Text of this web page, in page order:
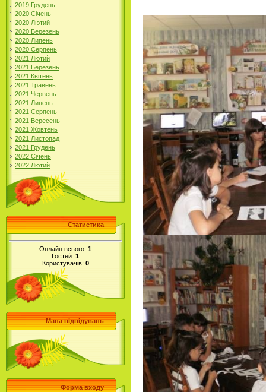
2019 Грудень
2020 Січень
2020 Лютий
2020 Березень
2020 Липень
2020 Серпень
2021 Лютий
2021 Березень
2021 Квітень
2021 Травень
2021 Червень
2021 Липень
2021 Серпень
2021 Вересень
2021 Жовтень
2021 Листопад
2021 Грудень
2022 Січень
2022 Лютий
Статистика
Онлайн всього: 1
Гостей: 1
Користувачів: 0
Мапа відвідувань
Форма входу